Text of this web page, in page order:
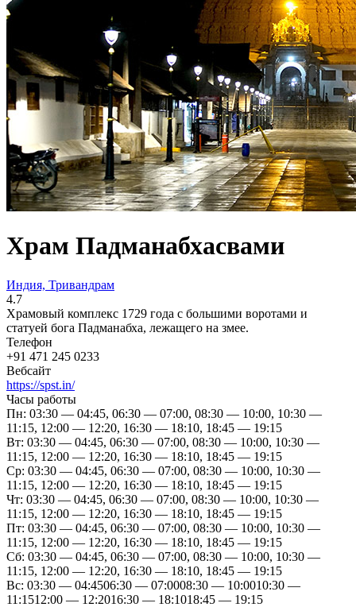
Храм Падманабхасвами
Индия, Тривандрам
4.7
Храмовый комплекс 1729 года c большими воротами и
статуей бога Падманабха, лежащего на змее.
Телефон
+91 471 245 0233
Вебсайт
https://spst.in/
Часы работы
Пн: 03:30 — 04:45, 06:30 — 07:00, 08:30 — 10:00, 10:30 —
11:15, 12:00 — 12:20, 16:30 — 18:10, 18:45 — 19:15
Вт: 03:30 — 04:45, 06:30 — 07:00, 08:30 — 10:00, 10:30 —
11:15, 12:00 — 12:20, 16:30 — 18:10, 18:45 — 19:15
Ср: 03:30 — 04:45, 06:30 — 07:00, 08:30 — 10:00, 10:30 —
11:15, 12:00 — 12:20, 16:30 — 18:10, 18:45 — 19:15
Чт: 03:30 — 04:45, 06:30 — 07:00, 08:30 — 10:00, 10:30 —
11:15, 12:00 — 12:20, 16:30 — 18:10, 18:45 — 19:15
Пт: 03:30 — 04:45, 06:30 — 07:00, 08:30 — 10:00, 10:30 —
11:15, 12:00 — 12:20, 16:30 — 18:10, 18:45 — 19:15
Сб: 03:30 — 04:45, 06:30 — 07:00, 08:30 — 10:00, 10:30 —
11:15, 12:00 — 12:20, 16:30 — 18:10, 18:45 — 19:15
Вс: 03:30 — 04:4506:30 — 07:0008:30 — 10:0010:30 —
11:1512:00 — 12:2016:30 — 18:1018:45 — 19:15